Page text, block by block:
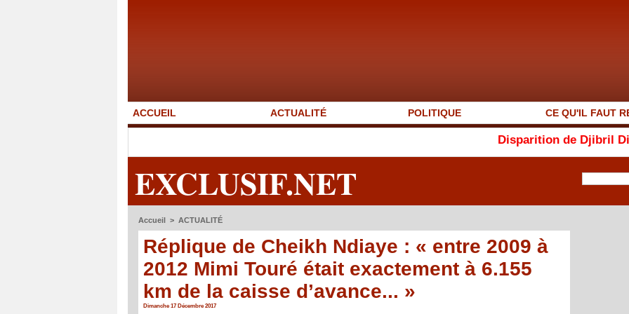
ACCUEIL ACTUALITÉ POLITIQUE CE QU'IL FAUT
Disparition de Djibril Dièye : «
EXCLUSIF.NET
Accueil > ACTUALITÉ
Réplique de Cheikh Ndiaye : « entre 2009 à
2012 Mimi Touré était exactement à 6.155
km de la caisse d’avance... »
Dimanche 17 Décembre 2017